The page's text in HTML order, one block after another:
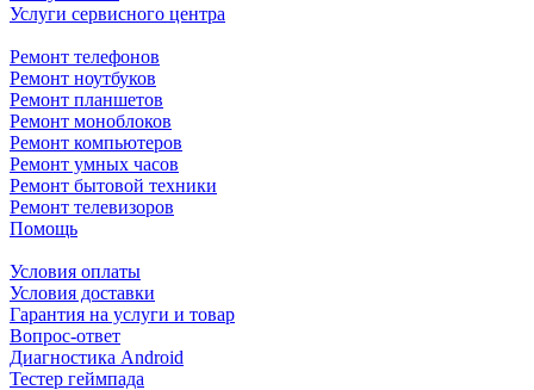
Услуги сервисного центра
Ремонт телефонов
Ремонт ноутбуков
Ремонт планшетов
Ремонт моноблоков
Ремонт компьютеров
Ремонт умных часов
Ремонт бытовой техники
Ремонт телевизоров
Помощь
Условия оплаты
Условия доставки
Гарантия на услуги и товар
Вопрос-ответ
Диагностика Android
Тестер геймпада